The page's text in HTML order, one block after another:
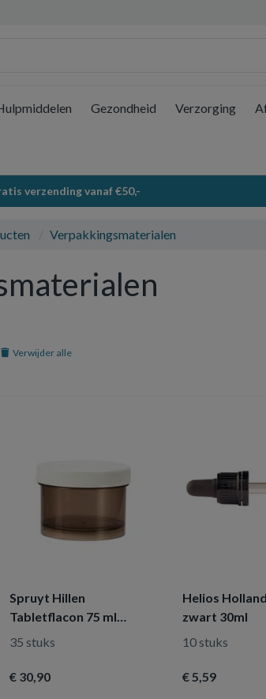
Gezondheid Verzorging
verzending vanaf €50,-
Verpakkingsmaterialen
Verwijder alle
Spruyt Hillen
Tabletflacon 75 ml
shadow met dop
35 stuks
€ 30,90
Helios
zwart 30ml
10 stuks
€ 5,59